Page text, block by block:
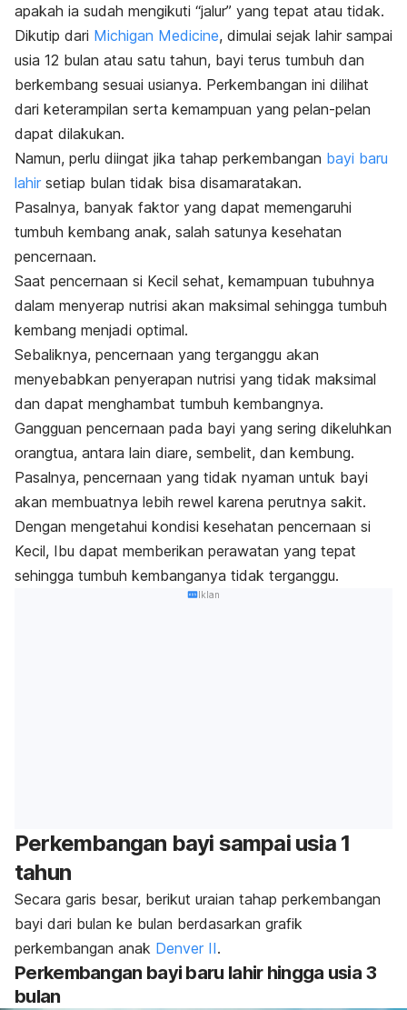
apakah ia sudah mengikuti “jalur” yang tepat atau tidak.
Dikutip dari Michigan Medicine, dimulai sejak lahir sampai
usia 12 bulan atau satu tahun, bayi terus tumbuh dan
berkembang sesuai usianya. Perkembangan ini dilihat
dari keterampilan serta kemampuan yang pelan-pelan
dapat dilakukan.
Namun, perlu diingat jika tahap perkembangan bayi baru
lahir setiap bulan tidak bisa disamaratakan.
Pasalnya, banyak faktor yang dapat memengaruhi
tumbuh kembang anak, salah satunya kesehatan
pencernaan.
Saat pencernaan si Kecil sehat, kemampuan tubuhnya
dalam menyerap nutrisi akan maksimal sehingga tumbuh
kembang menjadi optimal.
Sebaliknya, pencernaan yang terganggu akan
menyebabkan penyerapan nutrisi yang tidak maksimal
dan dapat menghambat tumbuh kembangnya.
Gangguan pencernaan pada bayi yang sering dikeluhkan
orangtua, antara lain diare, sembelit, dan kembung.
Pasalnya, pencernaan yang tidak nyaman untuk bayi
akan membuatnya lebih rewel karena perutnya sakit.
Dengan mengetahui kondisi kesehatan pencernaan si
Kecil, Ibu dapat memberikan perawatan yang tepat
sehingga tumbuh kembanganya tidak terganggu.
Iklan
Perkembangan bayi sampai usia 1
tahun
Secara garis besar, berikut uraian tahap perkembangan
bayi dari bulan ke bulan berdasarkan grafik
perkembangan anak Denver II.
Perkembangan bayi baru lahir hingga usia 3
bulan